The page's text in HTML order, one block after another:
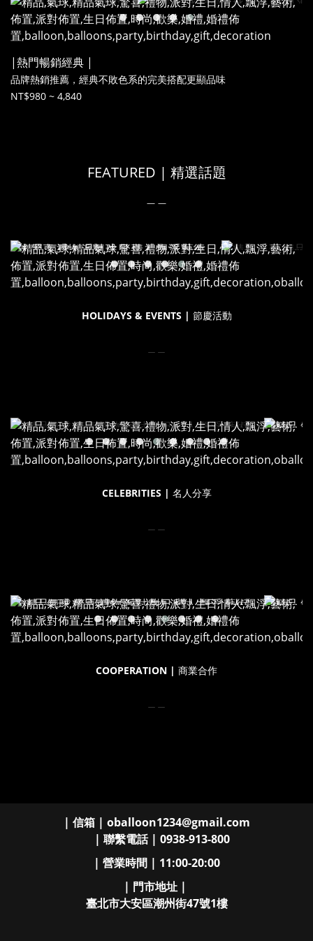
|熱門暢銷經典 |
品牌熱銷推薦，經典不敗色系的完美搭配更顯品味
NT$980 ~ 4,840
FEATURED | 精選話題
HOLIDAYS & EVENTS | 節慶活動
CELEBRITIES | 名人分享
COOPERATION | 商業合作
| 信箱 | oballoon1234@gmail.com
| 聯繫電話 | 0938-913-800
| 營業時間 | 11:00-20:00
| 門市地址 |
臺北市大安區潮州街47號1樓